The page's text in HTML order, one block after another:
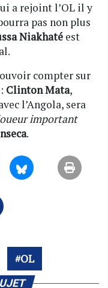
a rejoint l’OL il y
pas non plus
Niakhaté est
compter sur
Clinton Mata,
l’Angola, sera
important
.
OL